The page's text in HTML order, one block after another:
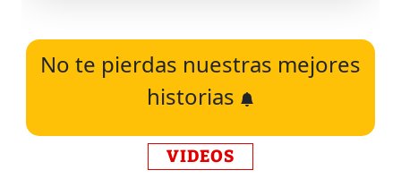
No te pierdas nuestras mejores
historias
VIDEOS